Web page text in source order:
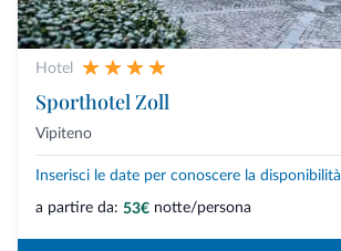
Hotel
Sporthotel Zoll
Vipiteno
Inserisci le date per conoscere la disponibilità
a partire da: 53€ notte/persona